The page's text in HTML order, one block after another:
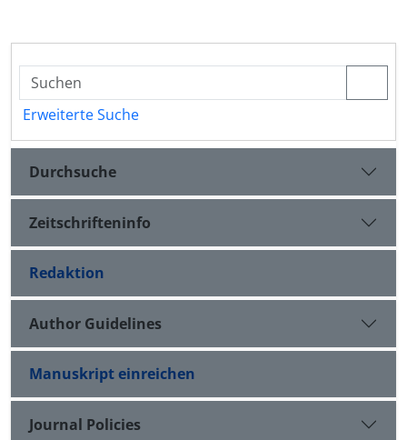
Erweiterte Suche
Durchsuche
Zeitschrifteninfo
Redaktion
Author Guidelines
Manuskript einreichen
Journal Policies